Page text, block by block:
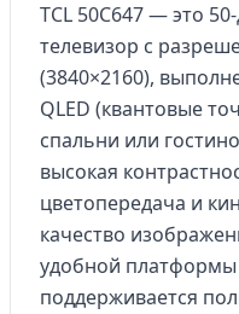
TCL 50C647 — это
телевизор с
(3840×2160),
QLED (квантовые
спальни или
высокая
цветопередача и
качество
удобной платформы
поддерживается